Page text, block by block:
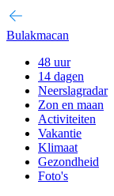
Bulakmacan
48 uur
14 dagen
Neerslagradar
Zon en maan
Activiteiten
Vakantie
Klimaat
Gezondheid
Foto's